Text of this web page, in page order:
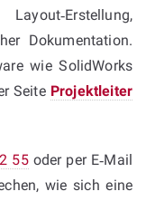
Dokumentation.
wie SolidWorks
Seite Projektleiter
55oder per E‑Mail
wie sich eine